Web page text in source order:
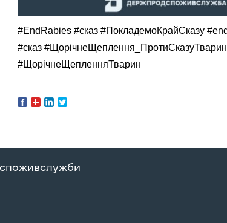
#EndRabies #сказ #ПокладемоКрайСказу #
#сказ #ЩорічнеЩеплення_ПротиСказуТварин
#ЩорічнеЩепленняТварин